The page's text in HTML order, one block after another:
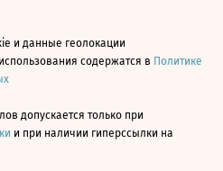
и данные геолокации
содержатся в Политике
допускается только при
и при наличии гиперссылки на